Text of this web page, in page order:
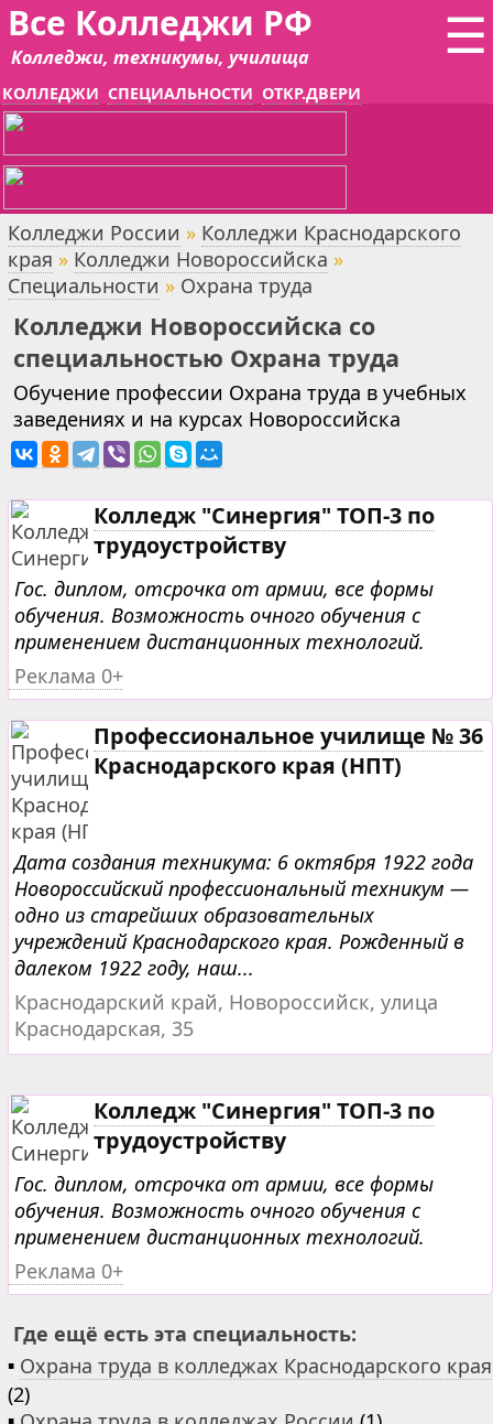
☰
Все Колледжи РФ
Колледжи, техникумы, училища
КОЛЛЕДЖИ СПЕЦИАЛЬНОСТИ ОТКР.ДВЕРИ
Колледжи России » Колледжи Краснодарского
края » Колледжи Новороссийска »
Специальности » Охрана труда
Колледжи Новороссийска со
специальностью Охрана труда
Обучение профессии Охрана труда в учебных
заведениях и на курсах Новороссийска
Колледж "Синергия" ТОП-3 по
трудоустройству
Гос. диплом, отсрочка от армии, все формы
обучения. Возможность очного обучения с
применением дистанционных технологий.
Реклама 0+
Профессиональное училище № 36
Краснодарского края (НПТ)
Дата создания техникума: 6 октября 1922 года
Новороссийский профессиональный техникум —
одно из старейших образовательных
учреждений Краснодарского края. Рожденный в
далеком 1922 году, наш...
Краснодарский край, Новороссийск, улица
Краснодарская, 35
Колледж "Синергия" ТОП-3 по
трудоустройству
Гос. диплом, отсрочка от армии, все формы
обучения. Возможность очного обучения с
применением дистанционных технологий.
Реклама 0+
Где ещё есть эта специальность:
▪ Охрана труда в колледжах Краснодарского края
(2)